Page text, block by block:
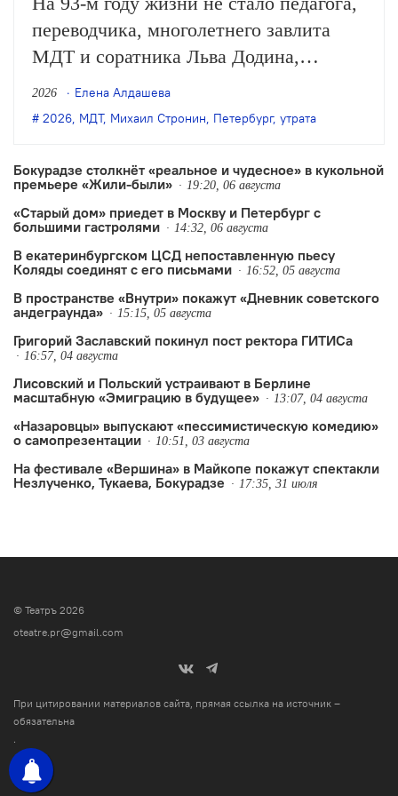
переводчика, многолетнего завлита
МДТ и соратника Льва Додина,
заслуженного деятеля искусств России
Михаила Стронина. О смерти
его близкие.
2026
Елена Алдашева
2026, МДТ, Михаил Стронин, Петербург, утрата
Бокурадзе столкнëт «реальное и чудесное» в кукольной
премьере «Жили-были»
19:20, 06 августа
«Старый дом» приедет в Москву и Петербург с
большими гастролями
14:32, 06 августа
В екатеринбургском ЦСД непоставленную пьесу
Коляды соединят с его письмами
16:52, 05 августа
В пространстве «Внутри» покажут «Дневник советского
андеграунда»
15:15, 05 августа
Григорий Заславский покинул пост ректора ГИТИСа
16:57, 04 августа
Лисовский и Польский устраивают в Берлине
масштабную «Эмиграцию в будущее»
13:07, 04 августа
«Назаровцы» выпускают «пессимистическую комедию»
о самопрезентации
10:51, 03 августа
На фестивале «Вершина» в Майкопе покажут спектакли
Незлученко, Тукаева, Бокурадзе
17:35, 31 июля
© Театръ 2026
oteatre.pr@gmail.com
При цитировании материалов сайта, прямая ссылка на источник –
обязательна
.